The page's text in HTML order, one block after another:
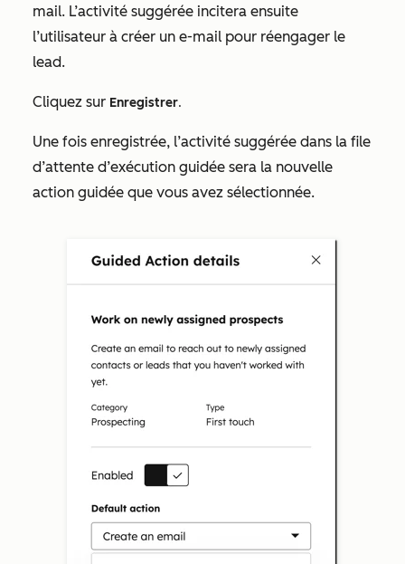
mail. L’activité suggérée incitera ensuite
l’utilisateur à créer un e-mail pour réengager le
lead.
Cliquez sur Enregistrer.
Une fois enregistrée, l’activité suggérée dans la file
d’attente d’exécution guidée sera la nouvelle
action guidée que vous avez sélectionnée.